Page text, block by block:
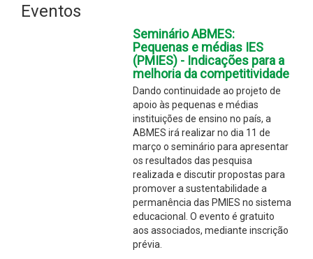
Eventos
Seminário ABMES:
Pequenas e médias IES
(PMIES) - Indicações para a
melhoria da competitividade
Dando continuidade ao projeto de
apoio às pequenas e médias
instituições de ensino no país, a
ABMES irá realizar no dia 11 de
março o seminário para apresentar
os resultados das pesquisa
realizada e discutir propostas para
promover a sustentabilidade a
permanência das PMIES no sistema
educacional. O evento é gratuito
aos associados, mediante inscrição
prévia.